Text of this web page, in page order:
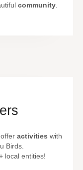
community.
activities with
Birds.
local entities!